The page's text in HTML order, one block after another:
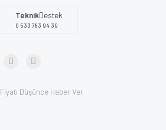
TeknikDestek
0 533 783 94 39
Fiyatı Düşünce Haber Ver